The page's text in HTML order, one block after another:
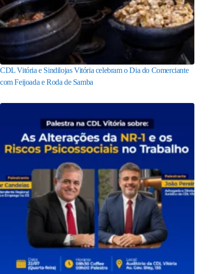
CDL Vitória e Sindilojas Vitória celebram o Dia do Comerciante
com Feijoada e Roda de Samba